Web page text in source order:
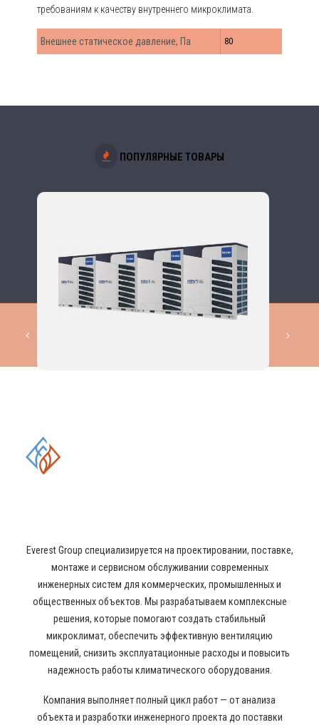
требованиям к качеству внутреннего микроклимата.
Внешнее статическое давление, Па 80
ПОПУЛЯРНЫЕ ТОВАРЫ
Everest Group специализируется на проектировании, поставке,
монтаже и сервисном обслуживании современных
инженерных систем для коммерческих, промышленных и
общественных объектов. Мы разрабатываем комплексные
решения, которые помогают создать стабильный
микроклимат, обеспечить эффективную вентиляцию
помещений, снизить эксплуатационные расходы и повысить
надежность работы климатического оборудования.
Компания выполняет полный цикл работ — от анализа
объекта и разработки инженерного проекта до поставки